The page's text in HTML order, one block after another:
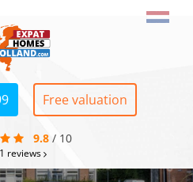
Free valuation
9.8 / 10
reviews